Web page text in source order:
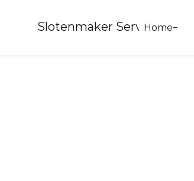
Slotenmaker Service 24
Home